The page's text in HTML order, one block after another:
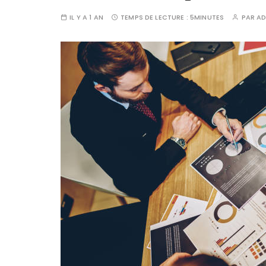
IL Y A 1 AN TEMPS DE LECTURE : 5MINUTES PAR